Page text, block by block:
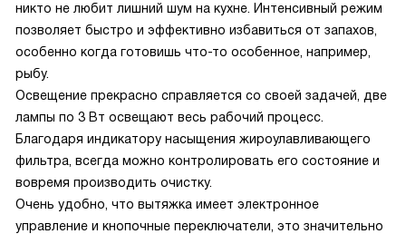
никто не любит лишний шум на кухне. Интенсивный режим
позволяет быстро и эффективно избавиться от запахов,
особенно когда готовишь что-то особенное, например,
рыбу.
Освещение прекрасно справляется со своей задачей, две
лампы по 3 Вт освещают весь рабочий процесс.
Благодаря индикатору насыщения жироулавливающего
фильтра, всегда можно контролировать его состояние и
вовремя производить очистку.
Очень удобно, что вытяжка имеет электронное
управление и кнопочные переключатели, это значительно